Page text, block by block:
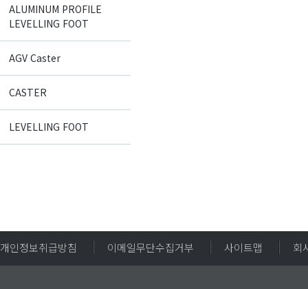
ALUMINUM PROFILE
LEVELLING FOOT
AGV Caster
CASTER
LEVELLING FOOT
개인정보취급방침 이메일무단수집거부 사이트맵 회